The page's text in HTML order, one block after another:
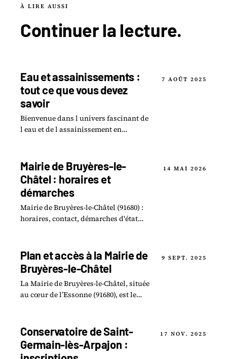
À LIRE AUSSI
Continuer lalecture.
Eau et assainissements :
tout ce que vous devez
savoir
Bienvenue dans l univers fascinant de
l eau et de l assainissement en
des défis.
7 AOÛT 2025
Mairie de Bruyères-le-
Châtel : horaires et
démarches
Mairie de Bruyères-le-Châtel (91680) :
horaires, contact, démarches d'état
14 MAI 2026
Plan et accès à la Mairie de
Bruyères-le-Châtel
La Mairie de Bruyères-le-Châtel, située
au cœur de l’Essonne (91680), est le
9 SEPT. 2025
Conservatoire de Saint-
Germain-lès-Arpajon :
17 NOV. 2025